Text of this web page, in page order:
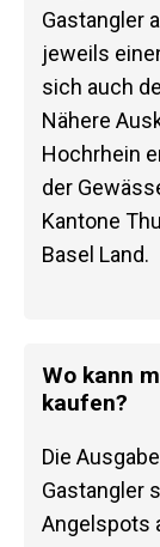
Gastangler
jeweils
sich auch
Nähere
Hochrhein
der
Kantone
Basel Land.
Wo kann
kaufen?
Die
Gastangler
Angelspots